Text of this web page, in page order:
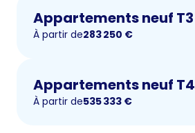
Appartements neuf T3
À partir de283 250 €
Appartements neuf T4
À partir de535 333 €